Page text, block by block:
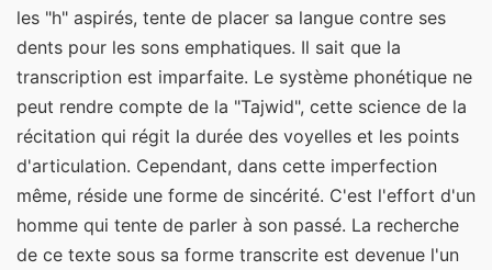
les "h" aspirés, tente de placer sa langue contre ses
dents pour les sons emphatiques. Il sait que la
transcription est imparfaite. Le système phonétique ne
peut rendre compte de la "Tajwid", cette science de la
récitation qui régit la durée des voyelles et les points
d'articulation. Cependant, dans cette imperfection
même, réside une forme de sincérité. C'est l'effort d'un
homme qui tente de parler à son passé. La recherche
de ce texte sous sa forme transcrite est devenue l'un